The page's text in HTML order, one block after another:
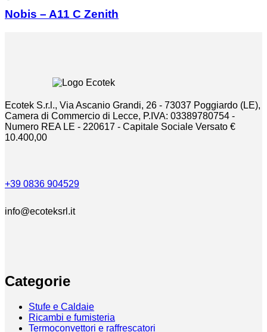
Nobis – A11 C Zenith
Ecotek S.r.l., Via Ascanio Grandi, 26 - 73037 Poggiardo (LE),
Camera di Commercio di Lecce, P.IVA: 03389780754 -
Numero REA LE - 220617 - Capitale Sociale Versato €
10.400,00
+39 0836 904529
info@ecoteksrl.it
Categorie
Stufe e Caldaie
Ricambi e fumisteria
Termoconvettori e raffrescatori